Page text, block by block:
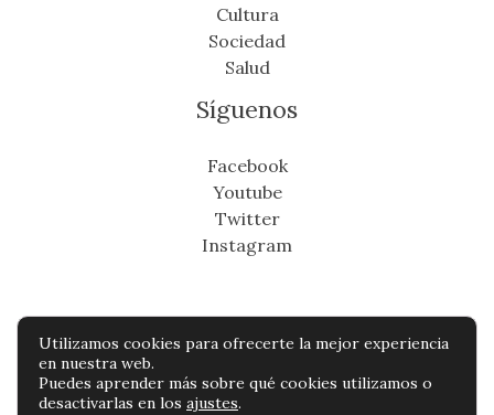
Cultura
Sociedad
Salud
Síguenos
Facebook
Youtube
Twitter
Instagram
Copyright © Todos os direitos reservados -
cronicafinanciera.com
Utilizamos cookies para ofrecerte la mejor experiencia
en nuestra web.
Puedes aprender más sobre qué cookies utilizamos o
desactivarlas en los ajustes.